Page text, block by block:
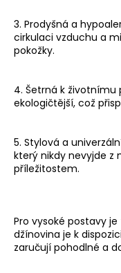
3. Prodyšná a
cirkulaci vzduchu a
pokožky.
4. Šetrná k životnímu
ekologičtější, což
5. Stylová a
který nikdy nevyjde z
příležitostem.
Pro vysoké postavy
džínovina je k
zaručují pohodlné a
e
n
a
í
t